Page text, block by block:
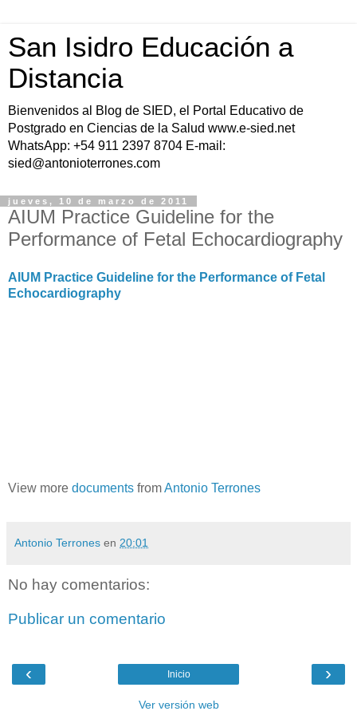
San Isidro Educación a
Distancia
Bienvenidos al Blog de SIED, el Portal Educativo de
Postgrado en Ciencias de la Salud www.e-sied.net
WhatsApp: +54 911 2397 8704 E-mail:
sied@antonioterrones.com
jueves, 10 de marzo de 2011
AIUM Practice Guideline for the
Performance of Fetal Echocardiography
AIUM Practice Guideline for the Performance of Fetal
Echocardiography
View more documents fromAntonio Terrones
Antonio Terrones en 20:01
No hay comentarios:
Publicar un comentario
‹ ›
Inicio
Ver versión web